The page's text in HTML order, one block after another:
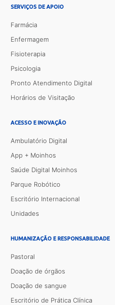
SERVIÇOS DE APOIO
Farmácia
Enfermagem
Fisioterapia
Psicologia
Pronto Atendimento Digital
Horários de Visitação
ACESSO E INOVAÇÃO
Ambulatório Digital
App + Moinhos
Saúde Digital Moinhos
Parque Robótico
Escritório Internacional
Unidades
HUMANIZAÇÃO E RESPONSABILIDADE
Pastoral
Doação de órgãos
Doação de sangue
Escritório de Prática Clínica